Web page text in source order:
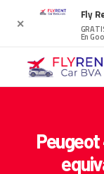
Peugeot
✕
Fly
En